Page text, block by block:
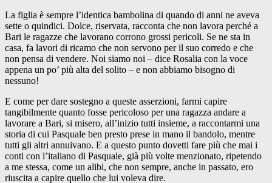
La figlia è sempre l’identica bambolina di quando di anni ne aveva
sette o quindici. Dolce, riservata, racconta che non lavora perché a
Bari le ragazze che lavorano corrono grossi pericoli. Se ne sta in
casa, fa lavori di ricamo che non servono per il suo corredo e che
non pensa di vendere. Noi siamo noi – dice Rosalia con la voce
appena un po’ più alta del solito – e non abbiamo bisogno di
nessuno!
E come per dare sostegno a queste asserzioni, farmi capire
tangibilmente quanto fosse pericoloso per una ragazza andare a
lavorare a Bari, si misero, all’inizio tutti insieme, a raccontarmi una
storia di cui Pasquale ben presto prese in mano il bandolo, mentre
tutti gli altri annuivano. E a questo punto dovetti fare più che mai i
conti con l’italiano di Pasquale, già più volte menzionato, ripetendo
a me stessa, come un alibi, che non sempre, anche in passato, ero
riuscita a capire quello che lui voleva dire.